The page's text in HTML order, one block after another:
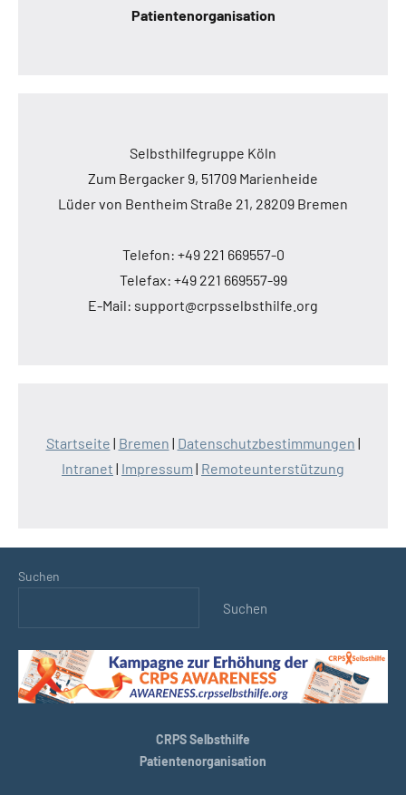
Patientenorganisation
Selbsthilfegruppe Köln
Zum Bergacker 9, 51709 Marienheide
Lüder von Bentheim Straße 21, 28209 Bremen
Telefon: +49 221 669557-0
Telefax: +49 221 669557-99
E-Mail: support@crpsselbsthilfe.org
Startseite | Bremen | Datenschutzbestimmungen |
Intranet | Impressum | Remoteunterstützung
Suchen
Suchen
CRPS Selbsthilfe
Patientenorganisation